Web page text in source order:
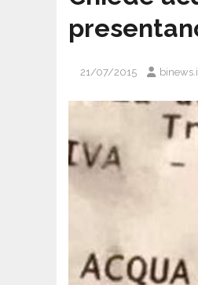
21/07/2015